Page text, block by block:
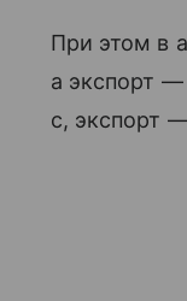
При этом в
а экспорт
с, экспорт